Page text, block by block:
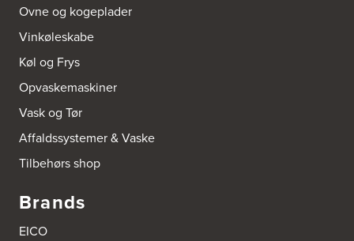
Ovne og kogeplader
Vinkøleskabe
Køl og Frys
Opvaskemaskiner
Vask og Tør
Affaldssystemer & Vaske
Tilbehørs shop
Brands
EICO